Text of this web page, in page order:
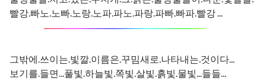
빨강.빠노.노빠.노랑.노파.파노.파랑.파빠.빠파.빨강 ...
그밖에.쓰이는.빛깔.이름은.꾸밈새로.나타내는.것이다...
보기를.들면...풀빛.하늘빛.쪽빛.살빛.흙빛.물빛...들들...